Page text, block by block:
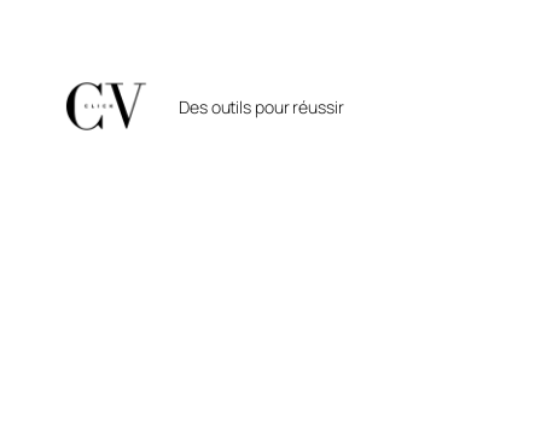
contenu
Des outils pour réussir